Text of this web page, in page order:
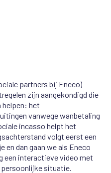
partners bij Eneco)
zijn aangekondigd die
helpen: het
vanwege wanbetaling
incasso helpt het
volgt eerst een
en dan gaan we als Eneco
een interactievevideo met
situatie.